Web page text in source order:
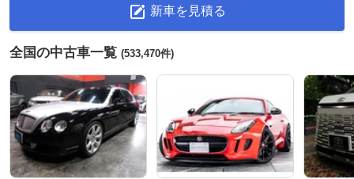
新車を見積る
全国の中古車一覧 (533,470件)